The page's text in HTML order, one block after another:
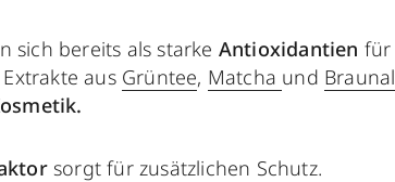
sich bereits als starke Antioxidantien für
Extrakte aus Grüntee, Matcha und
sorgt für zusätzlichen Schutz.